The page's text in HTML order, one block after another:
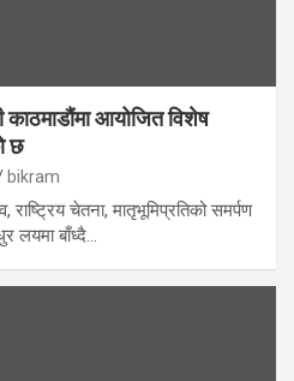
काठमाडौंमा आयोजित विशेष
छ
bikram
राष्ट्रिय चेतना, मातृभूमिप्रतिको समर्पण
लयमा बाँध्दै…